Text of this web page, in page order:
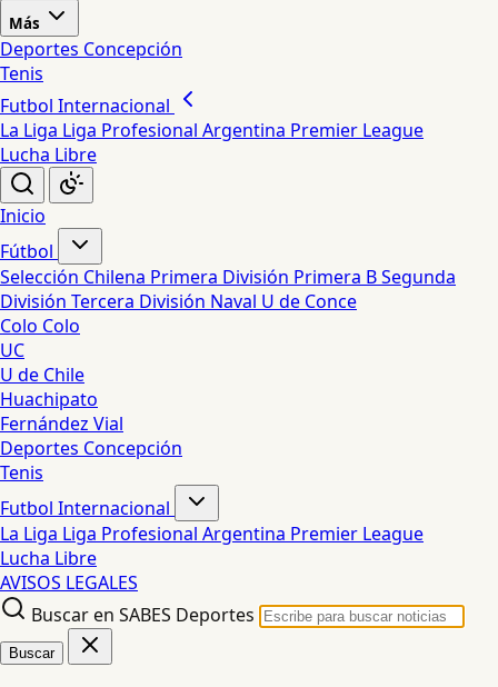
Más
Deportes Concepción
Tenis
Futbol Internacional
La Liga Liga Profesional Argentina Premier League
Lucha Libre
Inicio
Fútbol
Selección Chilena Primera División Primera BSegunda
División Tercera División Naval U de Conce
Colo Colo
UC
U de Chile
Huachipato
Fernández Vial
Deportes Concepción
Tenis
Futbol Internacional
La Liga Liga Profesional Argentina Premier League
Lucha Libre
AVISOS LEGALES
Buscar en SABES Deportes
Buscar